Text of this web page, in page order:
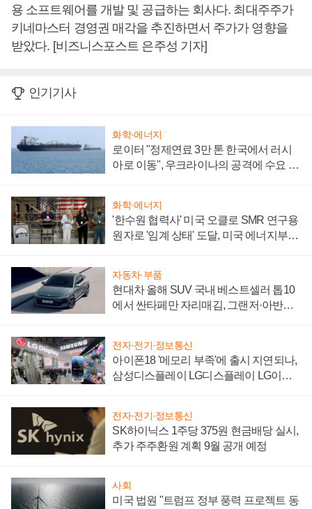
용 소프트웨어를 개발 및 공급하는 회사다. 최대주주가
키네마스터 경영권 매각을 추진하면서 주가가 영향을
받았다. [비즈니스포스트 은주성 기자]
인기기사
화학·에너지
로이터 "정제연료 3만 톤 한국에서 러시
아로 이동", 우크라이나의 공격에 수요 늘
화학·에너지
'한수원 협력사' 미국 오클로 SMR 연구용
원자로 '임계 상태' 도달, 미국 에너지부
자동차·부품
현대차 올해 SUV 국내 베스트셀러 톱10
에서 싼타페만 자리매김, 그랜저·아반떼
전자·전기·정보통신
아이폰18 '메모리 부족'에 출시 지연되나,
삼성디스플레이 LG디스플레이 LG이노
전자·전기·정보통신
SK하이닉스 1주당 375원 현금배당 실시,
추가 주주환원 계획 9월 공개 예정
사회
미국 법원 "트럼프 정부 풍력 프로젝트 동